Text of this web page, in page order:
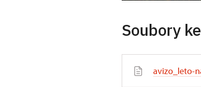
Soubory
avizo_leto-